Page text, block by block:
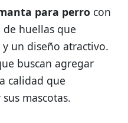
para perro con
huellas que
un diseño atractivo.
buscan agregar
calidad que
mascotas.